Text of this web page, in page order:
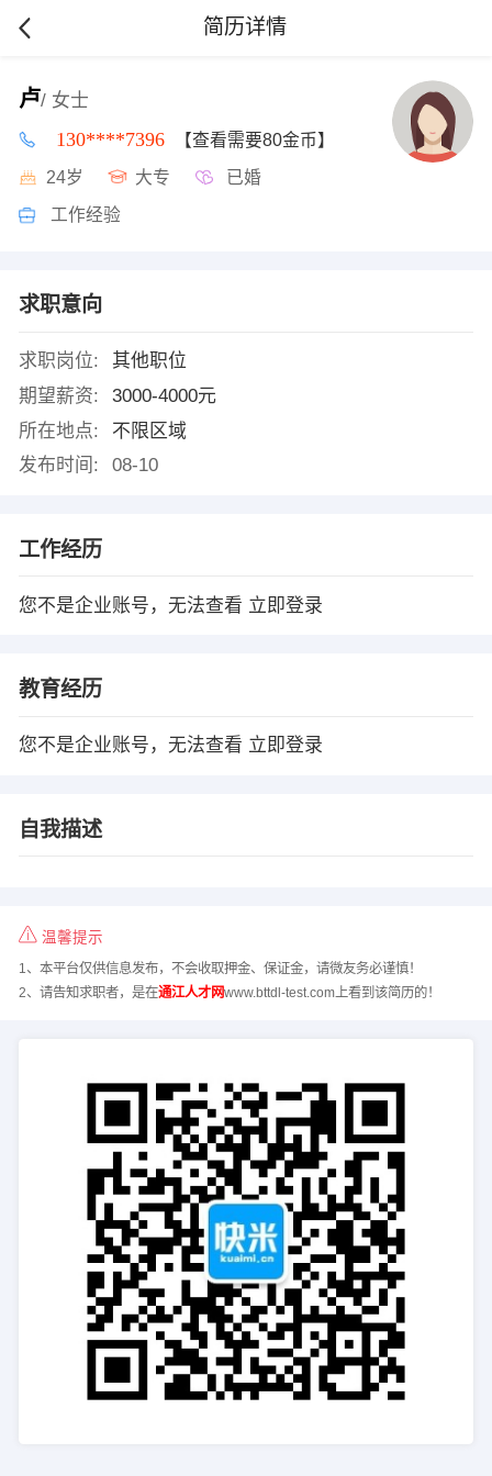
简历详情
卢/ 女士
130****7396 【查看需要80金币】
24岁 大专 已婚
工作经验
求职意向
求职岗位:
其他职位
期望薪资:
3000-4000元
所在地点:
不限区域
发布时间:
08-10
工作经历
您不是企业账号，无法查看 立即登录
教育经历
您不是企业账号，无法查看 立即登录
自我描述
温馨提示
1、本平台仅供信息发布，不会收取押金、保证金，请微友务必谨慎！
2、请告知求职者，是在通江人才网www.bttdl-test.com上看到该简历的！